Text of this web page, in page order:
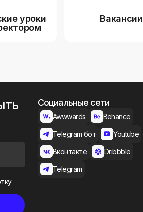
уроки
Вакансии
Социальные сети
Awwwards Behance
Telegram бот Youtube
Вконтакте Dribbble
Telegram